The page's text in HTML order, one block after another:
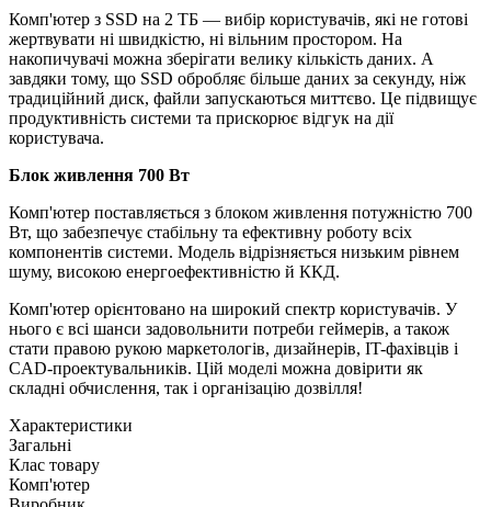
Комп'ютер з SSD на 2 ТБ — вибір користувачів, які не готові
жертвувати ні швидкістю, ні вільним простором. На
накопичувачі можна зберігати велику кількість даних. А
завдяки тому, що SSD обробляє більше даних за секунду, ніж
традиційний диск, файли запускаються миттєво. Це підвищує
продуктивність системи та прискорює відгук на дії
користувача.
Блок живлення 700 Вт
Комп'ютер поставляється з блоком живлення потужністю 700
Вт, що забезпечує стабільну та ефективну роботу всіх
компонентів системи. Модель відрізняється низьким рівнем
шуму, високою енергоефективністю й ККД.
Комп'ютер орієнтовано на широкий спектр користувачів. У
нього є всі шанси задовольнити потреби геймерів, а також
стати правою рукою маркетологів, дизайнерів, IT-фахівців і
CAD-проектувальників. Цій моделі можна довірити як
складні обчислення, так і організацію дозвілля!
Характеристики
Загальні
Клас товару
Комп'ютер